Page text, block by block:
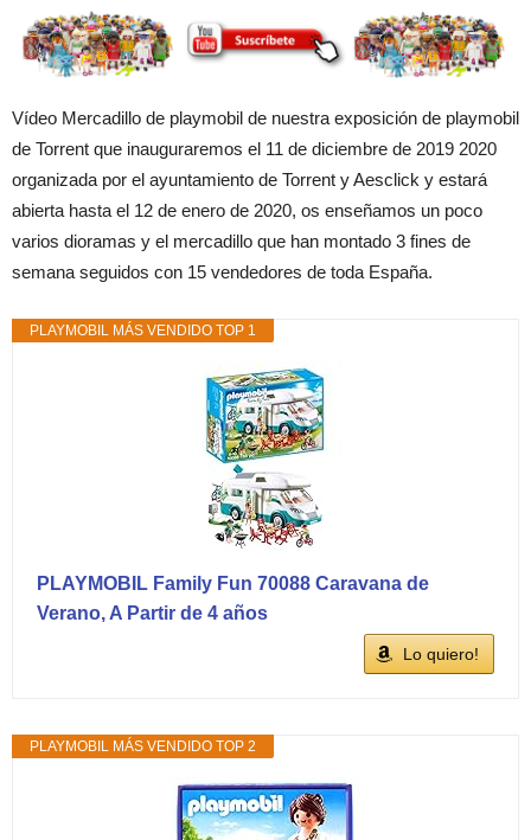
Vídeo Mercadillo de playmobil de nuestra exposición de playmobil
de Torrent que inauguraremos el 11 de diciembre de 2019 2020
organizada por el ayuntamiento de Torrent y Aesclick y estará
abierta hasta el 12 de enero de 2020, os enseñamos un poco
varios dioramas y el mercadillo que han montado 3 fines de
semana seguidos con 15 vendedores de toda España.
PLAYMOBIL MÁS VENDIDO TOP 1
PLAYMOBIL Family Fun 70088 Caravana de
Verano, A Partir de 4 años
Lo quiero!
PLAYMOBIL MÁS VENDIDO TOP 2